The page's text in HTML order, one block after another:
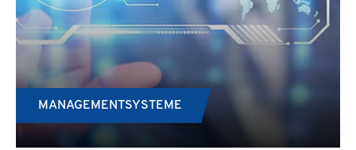
MANAGEMENTSYSTEME